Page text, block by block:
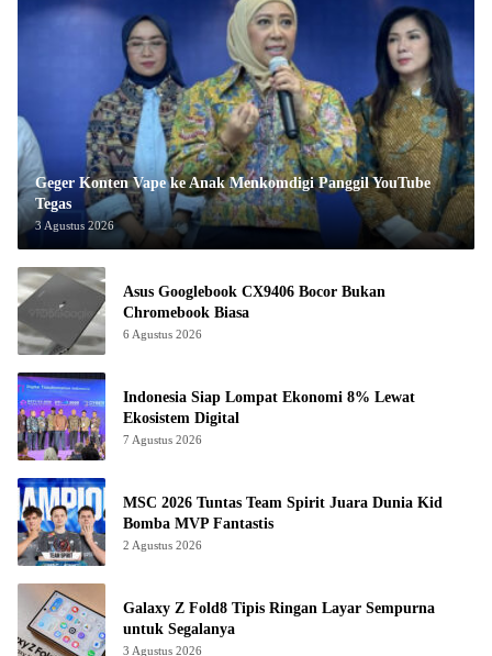
Geger Konten Vape ke Anak Menkomdigi Panggil YouTube
Tegas
3 Agustus 2026
Asus Googlebook CX9406 Bocor Bukan
Chromebook Biasa
6 Agustus 2026
Indonesia Siap Lompat Ekonomi 8% Lewat
Ekosistem Digital
7 Agustus 2026
MSC 2026 Tuntas Team Spirit Juara Dunia Kid
Bomba MVP Fantastis
2 Agustus 2026
Galaxy Z Fold8 Tipis Ringan Layar Sempurna
untuk Segalanya
3 Agustus 2026